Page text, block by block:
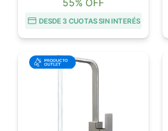
55% OFF
DESDE 3 CUOTAS SIN INTERÉS